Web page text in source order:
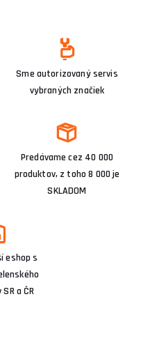
Sme autorizovaný servis
vybraných značiek
Predávame cez 40 000
produktov, z toho 8 000 je
SKLADOM
eshop s
a ČR